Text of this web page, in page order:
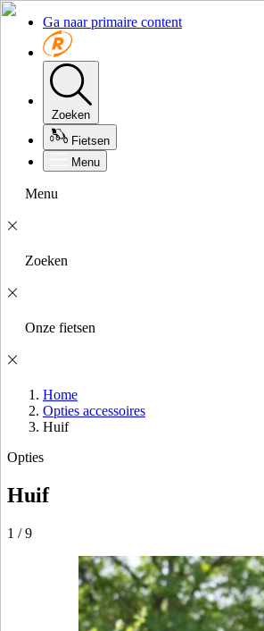
Ga naar primaire content
Zoeken
Fietsen
Menu
Menu
Zoeken
Onze fietsen
Home
Opties accessoires
Huif
Opties
Huif
1 /9